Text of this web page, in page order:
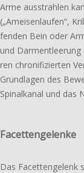
Arme aus­strahlen
(„Ameisenlaufen“,
fen­den Bein oder
und
ren chro­ni­fi­zier­ten
Grund­lagen des
Spinal­­kanal und das
Facettengelenke
Das Facettengelenk